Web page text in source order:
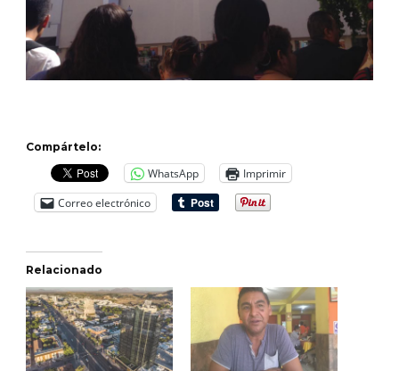
Compártelo:
WhatsApp
Imprimir
Correo electrónico
Relacionado